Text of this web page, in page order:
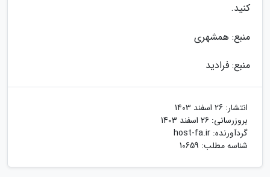
کنید.
منبع: همشهری
منبع: فرادید
انتشار: 26 اسفند 1403
بروزرسانی: 26 اسفند 1403
گردآورنده: host-fa.ir
شناسه مطلب: 10659